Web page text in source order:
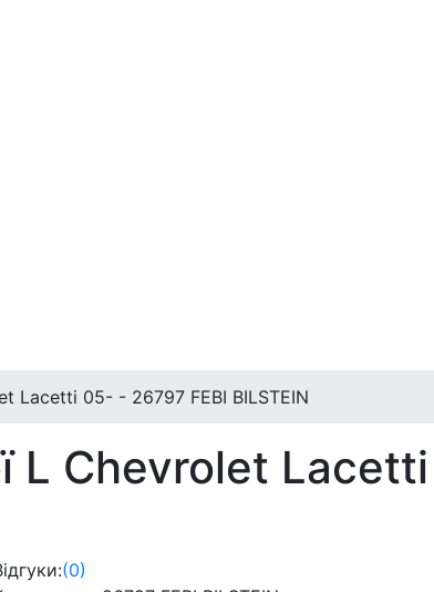
Lacetti 05- - 26797 FEBI BILSTEIN
L Chevrolet
(0)